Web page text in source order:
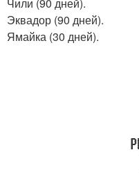
Чили (90 дней).
Эквадор (90 дней).
Ямайка (30 дней).